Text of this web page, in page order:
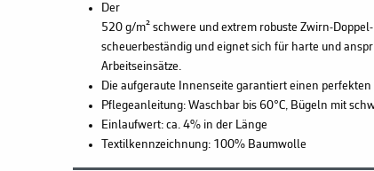
Der
520 g/m² schwere und extrem robuste Zwirn-
scheuerbeständig und eignet sich für harte und
Arbeitseinsätze.
Die aufgeraute Innenseite garantiert einen
Pflegeanleitung: Waschbar bis 60°C, Bügeln mit
Einlaufwert: ca. 4% in der Länge
Textilkennzeichnung: 100% Baumwolle